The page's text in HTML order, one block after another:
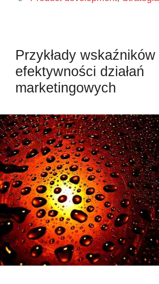
Przykłady wskaźników
efektywności działań
marketingowych